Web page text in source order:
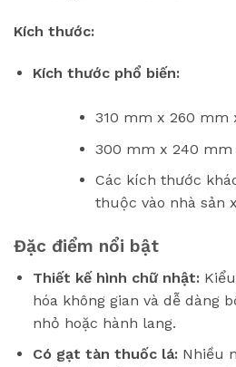
Kích thước:
Kích thước phổ biến:
310 mm x 260 mm
300 mm x 240 mm
Các kích thước
thuộc vào nhà sản
Đặc điểm nổi bật
Thiết kế hình chữ nhật:Kiểu
hóa không gian và dễ dàng
nhỏ hoặc hành lang.
Có gạt tàn thuốc lá:Nhiều